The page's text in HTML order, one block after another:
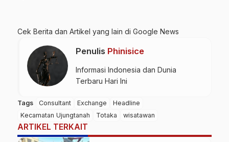
Cek Berita dan Artikel yang lain di Google News
Penulis Phinisice
Informasi Indonesia dan Dunia
Terbaru Hari Ini
Tags Consultant Exchange
Headline
Kecamatan Ujungtanah
Totaka wisatawan
ARTIKEL TERKAIT